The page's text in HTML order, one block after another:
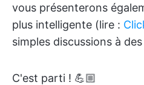
vous présenterons
plus intelligente (lire :
simples discussions à
C'est parti ! 💪🏼